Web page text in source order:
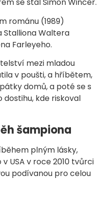
se stal Simon Wincer.
románu (1989)
Stalliona Waltera
Farleyeho.
mezi mladou
v poušti, a hříbětem,
domů, a poté se s
kde riskoval
šampiona
plným lásky,
USA v roce 2010 tvůrci
podívanou pro celou